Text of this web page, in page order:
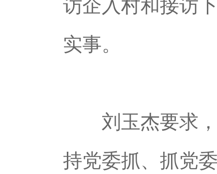
访企入村和接访
实事。
刘玉杰要求，
持党委抓、抓党